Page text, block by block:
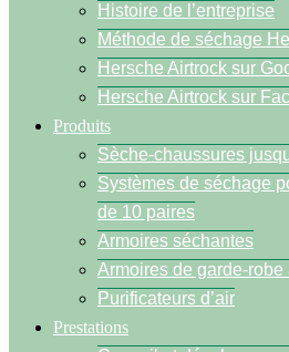
Histoire de l’entreprise
Méthode de séchage
Hersche Airtrock sur
Hersche Airtrock sur
Produits
Sèche-chaussures
Systèmes de séchage
de 10 paires
Armoires séchantes
Armoires de garde-robe
Purificateurs d’air
Prestations